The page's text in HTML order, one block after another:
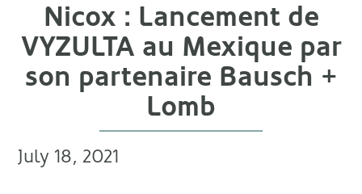
Nicox : Lancement de
VYZULTA au Mexique par
son partenaire Bausch +
Lomb
July 18, 2021